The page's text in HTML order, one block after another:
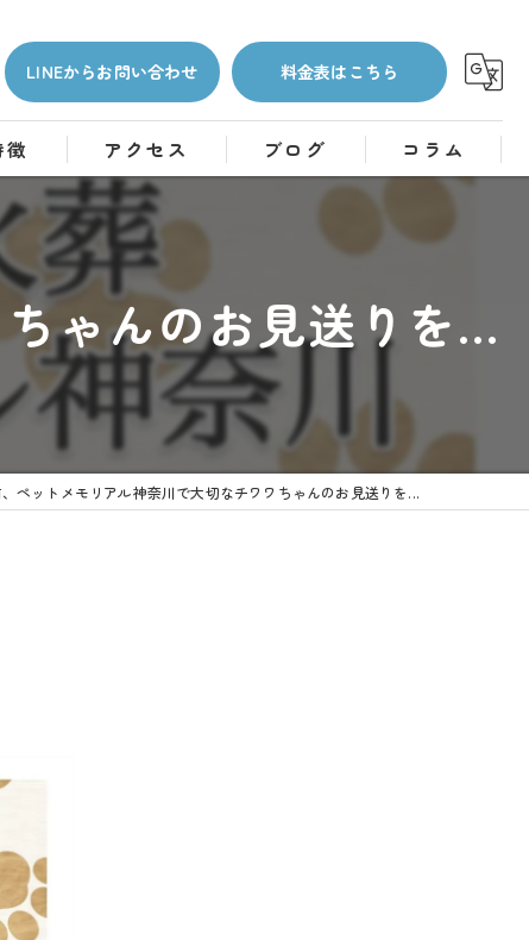
LINEからお問い合わせ 料金表はこちら
アクセス ブログ コラム
ゃんのお見送りを...
ペットメモリアル神奈川で大切なチワワちゃんのお見送りを...